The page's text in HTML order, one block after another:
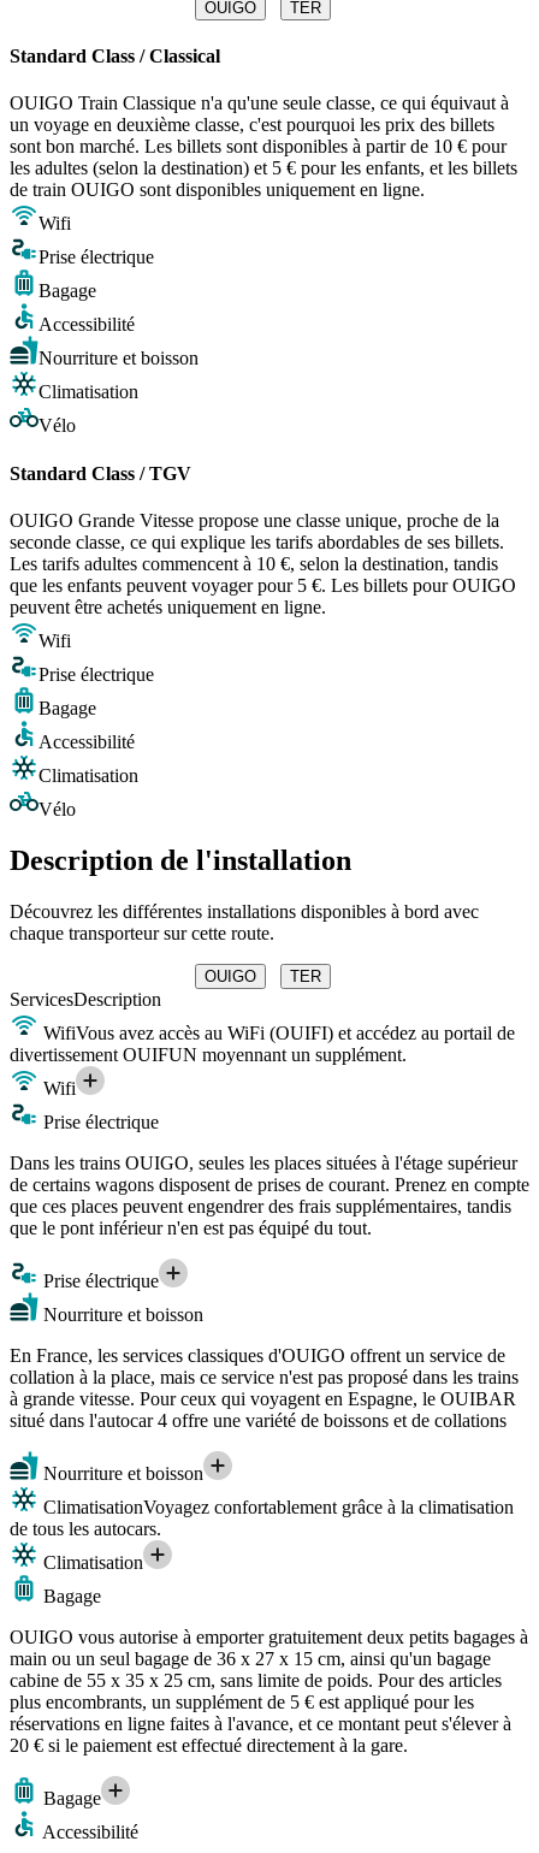
OUIGO TER
Standard Class / Classical
OUIGO Train Classique n'a qu'une seule classe, ce qui équivaut à
un voyage en deuxième classe, c'est pourquoi les prix des billets
sont bon marché. Les billets sont disponibles à partir de 10 € pour
les adultes (selon la destination) et 5 € pour les enfants, et les billets
de train OUIGO sont disponibles uniquement en ligne.
Wifi
Prise électrique
Bagage
Accessibilité
Nourriture et boisson
Climatisation
Vélo
Standard Class / TGV
OUIGO Grande Vitesse propose une classe unique, proche de la
seconde classe, ce qui explique les tarifs abordables de ses billets.
Les tarifs adultes commencent à 10 €, selon la destination, tandis
que les enfants peuvent voyager pour 5 €. Les billets pour OUIGO
peuvent être achetés uniquement en ligne.
Wifi
Prise électrique
Bagage
Accessibilité
Climatisation
Vélo
Description de l'installation
Découvrez les différentes installations disponibles à bord avec
chaque transporteur sur cette route.
OUIGO TER
ServicesDescription
WifiVous avez accès au WiFi (OUIFI) et accédez au portail de
divertissement OUIFUN moyennant un supplément.
Wifi
Prise électrique
Dans les trains OUIGO, seules les places situées à l'étage supérieur
de certains wagons disposent de prises de courant. Prenez en compte
que ces places peuvent engendrer des frais supplémentaires, tandis
que le pont inférieur n'en est pas équipé du tout.
Prise électrique
Nourriture et boisson
En France, les services classiques d'OUIGO offrent un service de
collation à la place, mais ce service n'est pas proposé dans les trains
à grande vitesse. Pour ceux qui voyagent en Espagne, le OUIBAR
situé dans l'autocar 4 offre une variété de boissons et de collations
Nourriture et boisson
ClimatisationVoyagez confortablement grâce à la climatisation
de tous les autocars.
Climatisation
Bagage
OUIGO vous autorise à emporter gratuitement deux petits bagages à
main ou un seul bagage de 36 x 27 x 15 cm, ainsi qu'un bagage
cabine de 55 x 35 x 25 cm, sans limite de poids. Pour des articles
plus encombrants, un supplément de 5 € est appliqué pour les
réservations en ligne faites à l'avance, et ce montant peut s'élever à
20 € si le paiement est effectué directement à la gare.
Bagage
Accessibilité